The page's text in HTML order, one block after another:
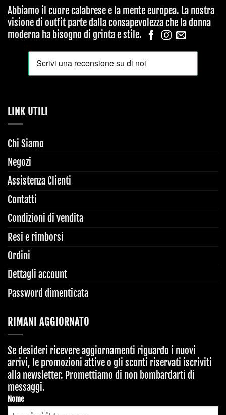
Abbiamo il cuore calabrese e la mente europea. La nostra
visione di outfit parte dalla consapevolezza che la donna
moderna ha bisogno di grinta e stile.
LINK UTILI
Chi Siamo
Negozi
Assistenza Clienti
Contatti
Condizioni di vendita
Resi e rimborsi
Ordini
Dettagli account
Password dimenticata
RIMANI AGGIORNATO
Se desideri ricevere aggiornamenti riguardo i nuovi
arrivi, le promozioni attive o gli sconti riservati iscriviti
alla newsletter. Promettiamo di non bombardarti di
messaggi.
Website
URL *
Nome